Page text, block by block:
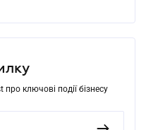
ключові події бізнесу